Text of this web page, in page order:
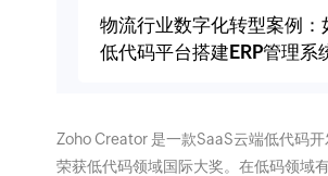
物流行业数字化转型案例：
低代码平台搭建ERP管理系
Zoho Creator 是一款SaaS云端低代码
荣获低代码领域国际大奖。在低码领域